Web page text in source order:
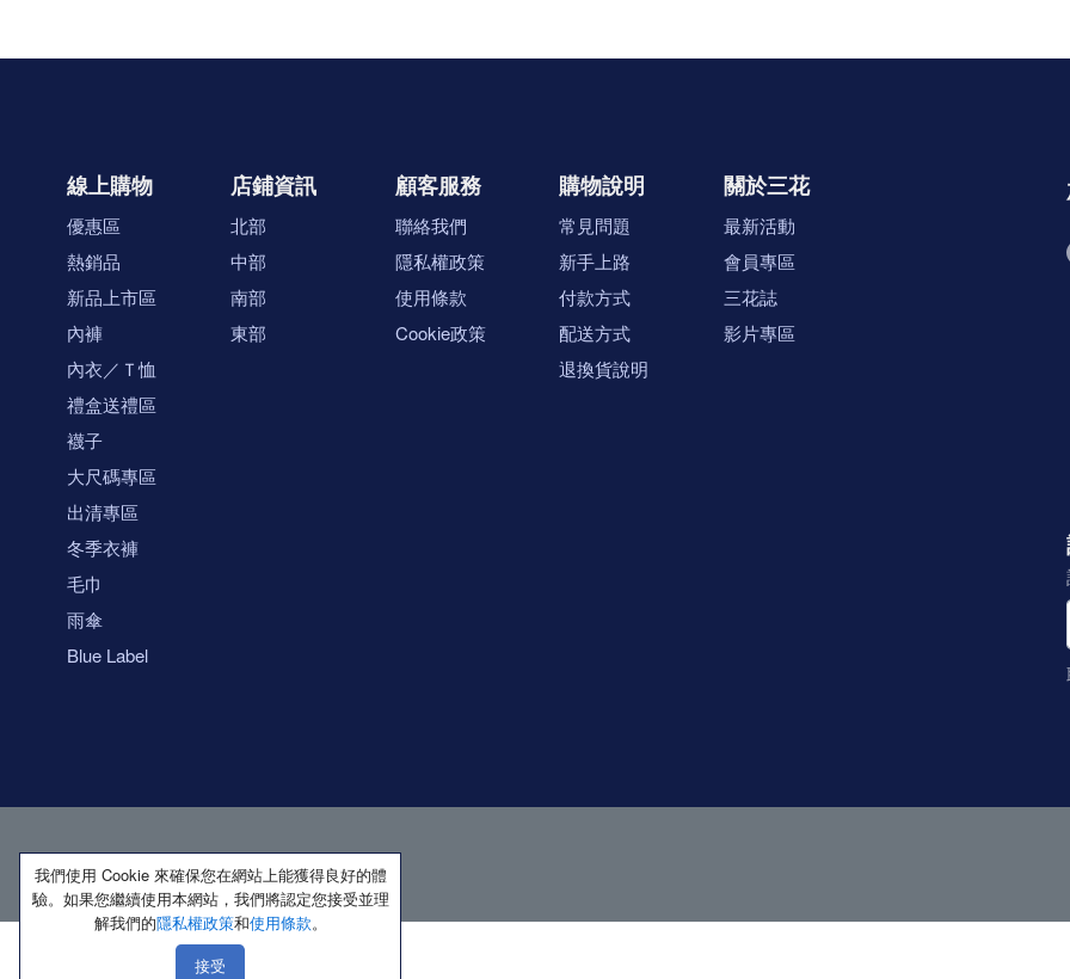
線上購物
優惠區
熱銷品
新品上市區
內褲
內衣／Ｔ恤
禮盒送禮區
襪子
大尺碼專區
出清專區
冬季衣褲
毛巾
雨傘
Blue Label
店鋪資訊
北部
中部
南部
東部
顧客服務
聯絡我們
隱私權政策
使用條款
Cookie政策
購物說明
常見問題
新手上路
付款方式
配送方式
退換貨說明
關於三花
最新活動
會員專區
三花誌
影片專區
著作權所有 保留一切權利
我們使用 Cookie 來確保您在網站上能獲得良好的體
驗。如果您繼續使用本網站，我們將認定您接受並理
解我們的隱私權政策和使用條款。
接受